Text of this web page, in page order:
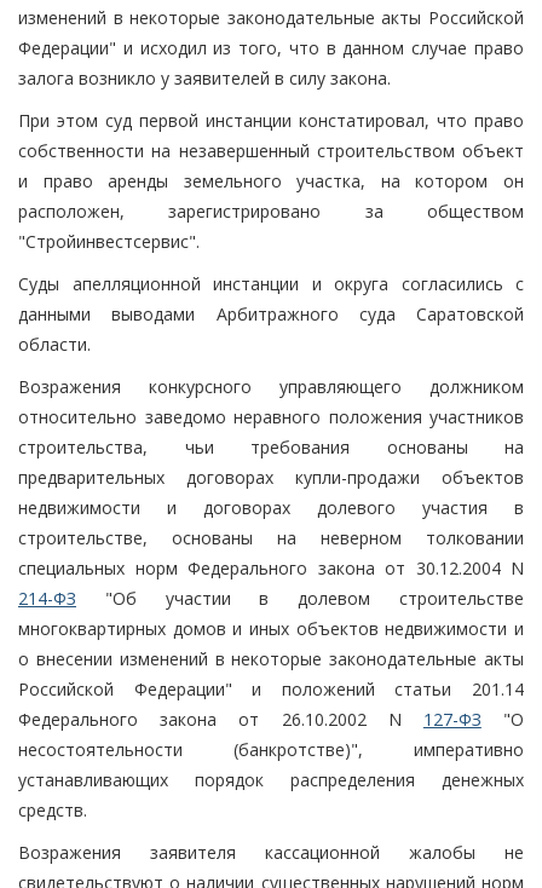
изменений в некоторые законодательные акты Российской
Федерации" и исходил из того, что в данном случае право
залога возникло у заявителей в силу закона.
При этом суд первой инстанции констатировал, что право
собственности на незавершенный строительством объект
и право аренды земельного участка, на котором он
расположен, зарегистрировано за обществом
"Стройинвестсервис".
Суды апелляционной инстанции и округа согласились с
данными выводами Арбитражного суда Саратовской
области.
Возражения конкурсного управляющего должником
относительно заведомо неравного положения участников
строительства, чьи требования основаны на
предварительных договорах купли-продажи объектов
недвижимости и договорах долевого участия в
строительстве, основаны на неверном толковании
специальных норм Федерального закона от 30.12.2004 N
214-ФЗ "Об участии в долевом строительстве
многоквартирных домов и иных объектов недвижимости и
о внесении изменений в некоторые законодательные акты
Российской Федерации" и положений статьи 201.14
Федерального закона от 26.10.2002 N 127-ФЗ "О
несостоятельности (банкротстве)", императивно
устанавливающих порядок распределения денежных
средств.
Возражения заявителя кассационной жалобы не
свидетельствуют о наличии существенных нарушений норм